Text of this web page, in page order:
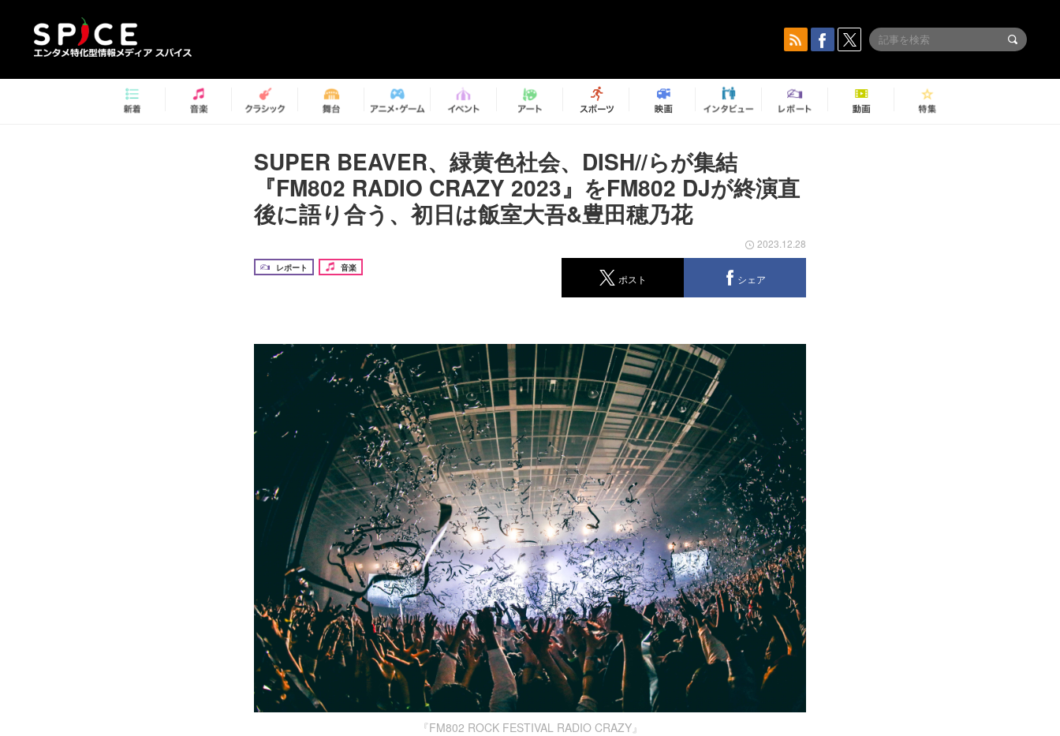
SUPER BEAVER、緑黄色社会、DISH//らが集結
『FM802 RADIO CRAZY 2023』をFM802 DJが終演直
後に語り合う、初日は飯室大吾&豊田穂乃花
レポート 音楽
2023.12.28
ポスト シェア
『FM802 ROCK FESTIVAL RADIO CRAZY』